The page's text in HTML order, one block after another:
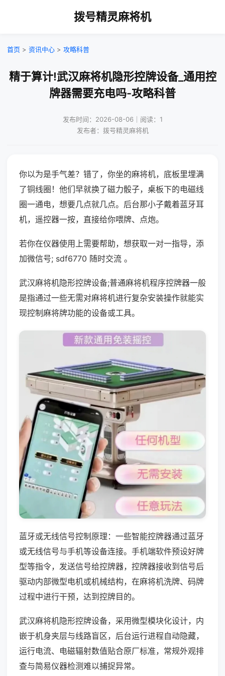
拨号精灵麻将机
首页 > 资讯中心 > 攻略科普
精于算计!武汉麻将机隐形控牌设备_通用控
牌器需要充电吗-攻略科普
发布时间：2026-08-06｜阅读：1
发布者：拨号精灵麻将机
你以为是手气差？错了，你坐的麻将机，底板里埋满
了铜线圈！他们早就换了磁力骰子，桌板下的电磁线
圈一通电，想要几点就几点。后台那小子戴着蓝牙耳
机，遥控器一按，直接给你喂牌、点炮。
若你在仪器使用上需要帮助，想获取一对一指导，添
加微信号; sdf6770 随时交流 。
武汉麻将机隐形控牌设备;普通麻将机程序控牌器一般
是指通过一些无需对麻将机进行复杂安装操作就能实
现控制麻将牌功能的设备或工具。
蓝牙或无线信号控制原理：一些智能控牌器通过蓝牙
或无线信号与手机等设备连接。手机端软件预设好牌
型等指令，发送信号给控牌器，控牌器接收到信号后
驱动内部微型电机或机械结构，在麻将机洗牌、码牌
过程中进行干预，达到控牌目的。
武汉麻将机隐形控牌设备，采用微型模块化设计，内
嵌于机身夹层与线路盲区，后台运行进程自动隐藏，
运行电流、电磁辐射数值贴合原厂标准，常规外观排
查与简易仪器检测难以捕捉异常。